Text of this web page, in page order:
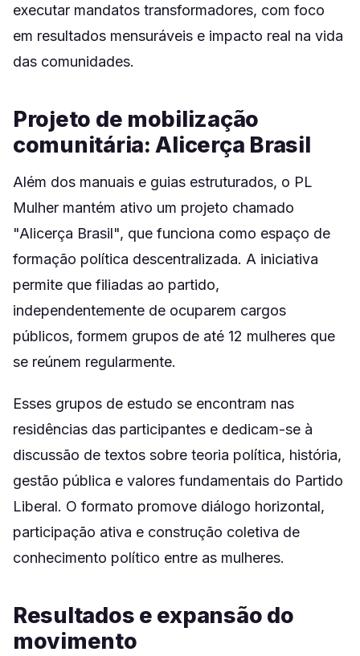
executar mandatos transformadores, com foco
em resultados mensuráveis e impacto real na vida
das comunidades.
Projeto de mobilização
comunitária: Alicerça Brasil
Além dos manuais e guias estruturados, o PL
Mulher mantém ativo um projeto chamado
"Alicerça Brasil", que funciona como espaço de
formação política descentralizada. A iniciativa
permite que filiadas ao partido,
independentemente de ocuparem cargos
públicos, formem grupos de até 12 mulheres que
se reúnem regularmente.
Esses grupos de estudo se encontram nas
residências das participantes e dedicam-se à
discussão de textos sobre teoria política, história,
gestão pública e valores fundamentais do Partido
Liberal. O formato promove diálogo horizontal,
participação ativa e construção coletiva de
conhecimento político entre as mulheres.
Resultados e expansão do
movimento